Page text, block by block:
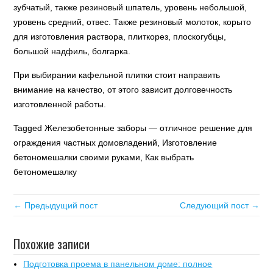
зубчатый, также резиновый шпатель, уровень небольшой,
уровень средний, отвес. Также резиновый молоток, корыто
для изготовления раствора, плиткорез, плоскогубцы,
большой надфиль, болгарка.
При выбирании кафельной плитки стоит направить
внимание на качество, от этого зависит долговечность
изготовленной работы.
Tagged Железобетонные заборы — отличное решение для
ограждения частных домовладений, Изготовление
бетономешалки своими руками, Как выбрать
бетономешалку
← Предыдущий пост Следующий пост →
Похожие записи
Подготовка проема в панельном доме: полное